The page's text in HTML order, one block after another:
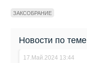
ЗАКСОБРАНИЕ
Новости по теме
17.Май.2024 13:44